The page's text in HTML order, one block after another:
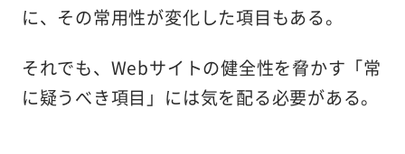
に、その常用性が変化した項目もある。
それでも、Webサイトの健全性を脅かす「常
に疑うべき項目」には気を配る必要がある。